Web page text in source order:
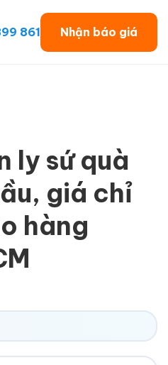
861 Nhận báo giá
ly sứ quà
giá chỉ
hàng